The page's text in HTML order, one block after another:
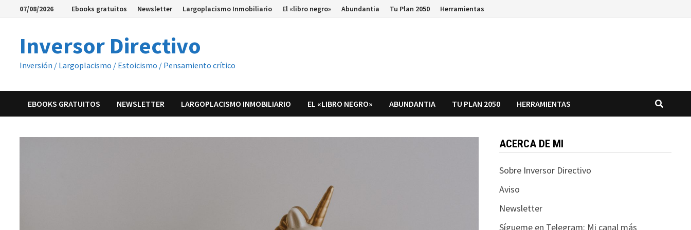
Saltar07/08/2026 Ebooks gratuitos Newsletter Largoplacismo Inmobiliario El «libro negro» Abundantia Tu Plan 2050 Herramientas
Inversor Directivo
Inversión / Largoplacismo / Estoicismo / Pensamiento crítico
EBOOKS GRATUITOS NEWSLETTER LARGOPLACISMO INMOBILIARIO EL «LIBRO NEGRO» ABUNDANTIA TU PLAN 2050 HERRAMIENTAS
ACERCA DE MI
Sobre Inversor Directivo
Aviso
Newsletter
Sígueme en Telegram: Mi canal más